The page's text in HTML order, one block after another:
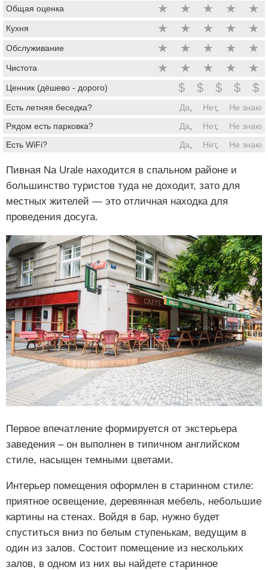
Общая оценка ★ ★ ★ ★ ★
Кухня ★ ★ ★ ★ ★
Обслуживание ★ ★ ★ ★ ★
Чистота ★ ★ ★ ★ ★
Ценник (дёшево - дорого) $ $ $ $ $
Есть летняя беседка? Да Нет,
Не знаю
Рядом есть парковка?
Да Нет,
Не знаю
Есть WiFi?
Да Нет, Не знаю
Пивная Na Urale находится в спальном районе и
большинство туристов туда не доходит, зато для
местных жителей — это отличная находка для
проведения досуга.
Первое впечатление формируется от экстерьера
заведения – он выполнен в типичном английском
стиле, насыщен темными цветами.
Интерьер помещения оформлен в старинном стиле:
приятное освещение, деревянная мебель, небольшие
картины на стенах. Войдя в бар, нужно будет
спуститься вниз по белым ступенькам, ведущим в
один из залов. Состоит помещение из нескольких
залов, в одном из них вы найдете старинное